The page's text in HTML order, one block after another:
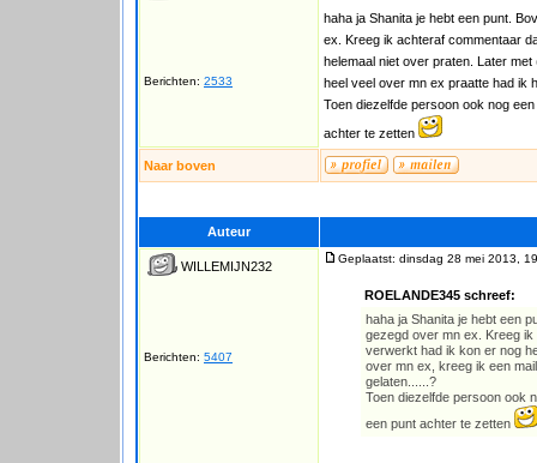
Berichten: 2533
haha ja Shanita je hebt een punt.
ex. Kreeg ik achteraf commentaar
helemaal niet over praten. Later
heel veel over mn ex praatte had ik
Toen diezelfde persoon ook nog
achter te zetten
Naar boven
Auteur
WILLEMIJN232
Berichten: 5407
Geplaatst: dinsdag 28 mei 2013,
ROELANDE345 schreef:
haha ja Shanita je hebt een
gezegd over mn ex. Kreeg
verwerkt had ik kon er nog
over mn ex, kreeg ik een
gelaten......?
Toen diezelfde persoon ook
een punt achter te zetten